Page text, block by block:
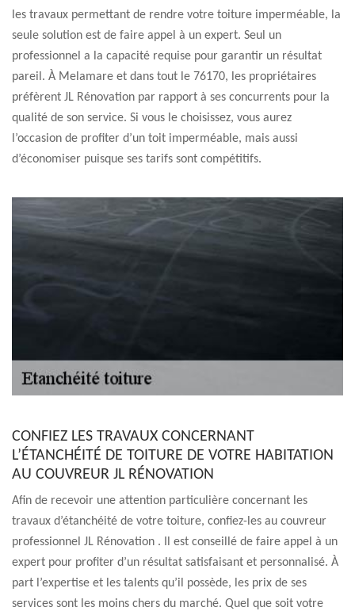
les travaux permettant de rendre votre toiture imperméable, la
seule solution est de faire appel à un expert. Seul un
professionnel a la capacité requise pour garantir un résultat
pareil. À Melamare et dans tout le 76170, les propriétaires
préfèrent JL Rénovation par rapport à ses concurrents pour la
qualité de son service. Si vous le choisissez, vous aurez
l’occasion de profiter d’un toit imperméable, mais aussi
d’économiser puisque ses tarifs sont compétitifs.
CONFIEZ LES TRAVAUX CONCERNANT
L’ÉTANCHÉITÉ DE TOITURE DE VOTRE HABITATION
AU COUVREUR JL RÉNOVATION
Afin de recevoir une attention particulière concernant les
travaux d’étanchéité de votre toiture, confiez-les au couvreur
professionnel JL Rénovation . Il est conseillé de faire appel à un
expert pour profiter d’un résultat satisfaisant et personnalisé. À
part l’expertise et les talents qu’il possède, les prix de ses
services sont les moins chers du marché. Quel que soit votre